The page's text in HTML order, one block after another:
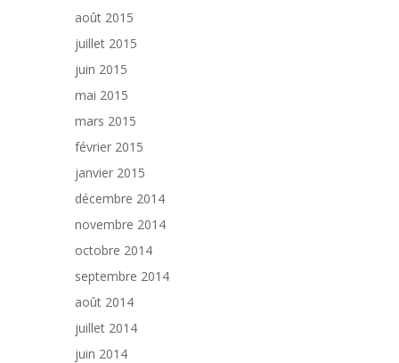
août 2015
juillet 2015
juin 2015
mai 2015
mars 2015
février 2015
janvier 2015
décembre 2014
novembre 2014
octobre 2014
septembre 2014
août 2014
juillet 2014
juin 2014